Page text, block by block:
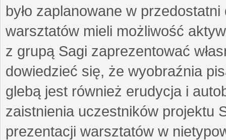
było zaplanowane w
warsztatów mieli możliwość
z grupą Sagi zaprezentować
dowiedzieć się, że wyobraźnia
glebą jest również erudycja i
zaistnienia uczestników projektu
prezentacji warsztatów w